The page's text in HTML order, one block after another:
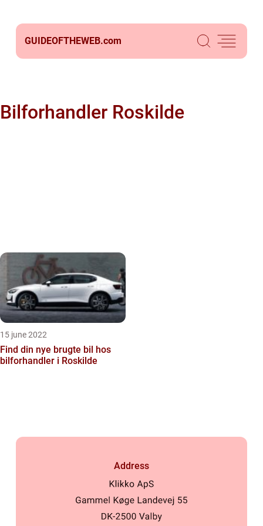
GUIDEOFTHEWEB.com
Bilforhandler Roskilde
15 june 2022
Find din nye brugte bil hos
bilforhandler i Roskilde
Address